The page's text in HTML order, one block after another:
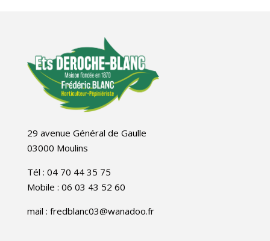
29 avenue Général de Gaulle
03000 Moulins
Tél : 04 70 44 35 75
Mobile : 06 03 43 52 60
mail : fredblanc03@wanadoo.fr